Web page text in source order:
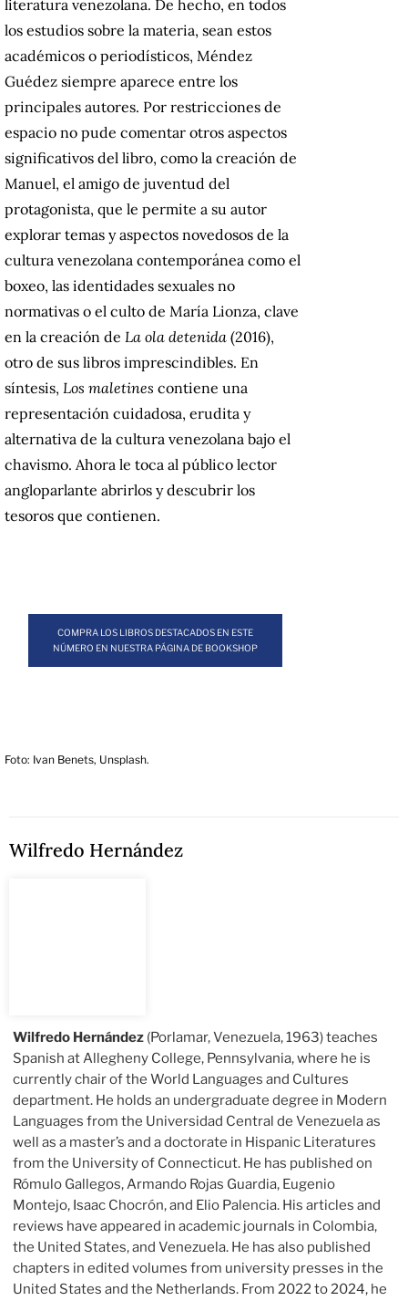
literatura venezolana. De hecho, en todos
los estudios sobre la materia, sean estos
académicos o periodísticos, Méndez
Guédez siempre aparece entre los
principales autores. Por restricciones de
espacio no pude comentar otros aspectos
significativos del libro, como la creación de
Manuel, el amigo de juventud del
protagonista, que le permite a su autor
explorar temas y aspectos novedosos de la
cultura venezolana contemporánea como el
boxeo, las identidades sexuales no
normativas o el culto de María Lionza, clave
en la creación de La ola detenida (2016),
otro de sus libros imprescindibles. En
síntesis, Los maletines contiene una
representación cuidadosa, erudita y
alternativa de la cultura venezolana bajo el
chavismo. Ahora le toca al público lector
angloparlante abrirlos y descubrir los
tesoros que contienen.
COMPRA LOS LIBROS DESTACADOS EN ESTE
NÚMERO EN NUESTRA PÁGINA DE BOOKSHOP
Foto: Ivan Benets, Unsplash.
Wilfredo Hernández
Wilfredo Hernández (Porlamar, Venezuela, 1963) teaches
Spanish at Allegheny College, Pennsylvania, where he is
currently chair of the World Languages and Cultures
department. He holds an undergraduate degree in Modern
Languages from the Universidad Central de Venezuela as
well as a master’s and a doctorate in Hispanic Literatures
from the University of Connecticut. He has published on
Rómulo Gallegos, Armando Rojas Guardia, Eugenio
Montejo, Isaac Chocrón, and Elio Palencia. His articles and
reviews have appeared in academic journals in Colombia,
the United States, and Venezuela. He has also published
chapters in edited volumes from university presses in the
United States and the Netherlands. From 2022 to 2024, he